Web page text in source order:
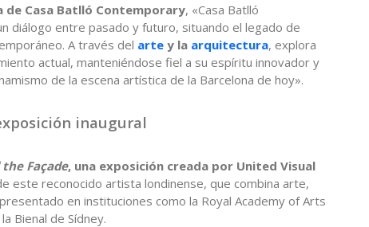
Casa Batlló Contemporary, «Casa Batlló
diálogo entre pasado y futuro, situando el legado de
A través del arte y la arquitectura, explora
actual, manteniéndose fiel a su espíritu innovador y
de la escena artística de la Barcelona de hoy».
inaugural
Façade, una exposición creada por United Visual
este reconocido artista londinense, que combina arte,
en instituciones como la Royal Academy of Arts
Bienal de Sídney.